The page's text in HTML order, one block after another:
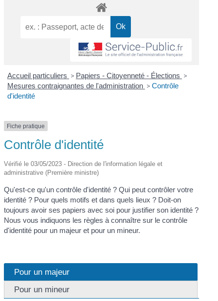
Accueil particuliers > Papiers - Citoyenneté - Élections >
Mesures contraignantes de l'administration > Contrôle
d'identité
Fiche pratique
Contrôle d'identité
Vérifié le 03/05/2023 - Direction de l'information légale et
administrative (Première ministre)
Qu'est-ce qu'un contrôle d'identité ? Qui peut contrôler votre
identité ? Pour quels motifs et dans quels lieux ? Doit-on
toujours avoir ses papiers avec soi pour justifier son identité ?
Nous vous indiquons les règles à connaître sur le contrôle
d'identité pour un majeur et pour un mineur.
Pour un majeur
Pour un mineur